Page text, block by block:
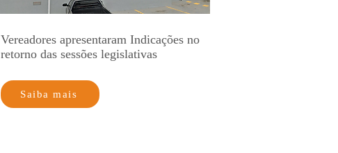
Vereadores apresentaram Indicações no
retorno das sessões legislativas
Saiba mais